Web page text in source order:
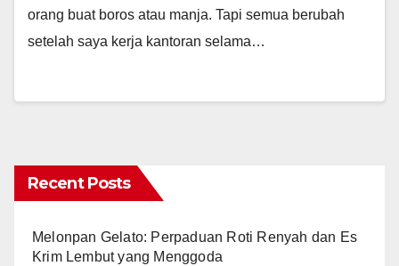
orang buat boros atau manja. Tapi semua berubah
setelah saya kerja kantoran selama…
Recent Posts
Melonpan Gelato: Perpaduan Roti Renyah dan Es
Krim Lembut yang Menggoda